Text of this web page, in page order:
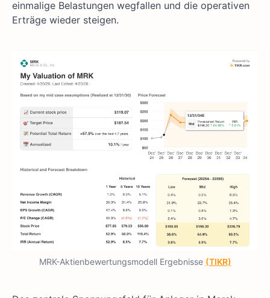
einmalige Belastungen wegfallen und die operativen
Erträge wieder steigen.
MRK-Aktienbewertungsmodell Ergebnisse (TIKR)